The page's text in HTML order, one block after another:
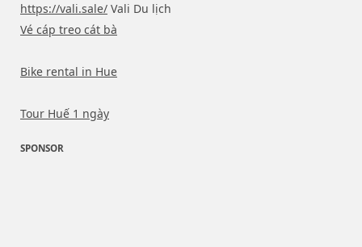
https://vali.sale/ Vali Du lịch
Vé cáp treo cát bà
Bike rental in Hue
Tour Huế 1 ngày
SPONSOR